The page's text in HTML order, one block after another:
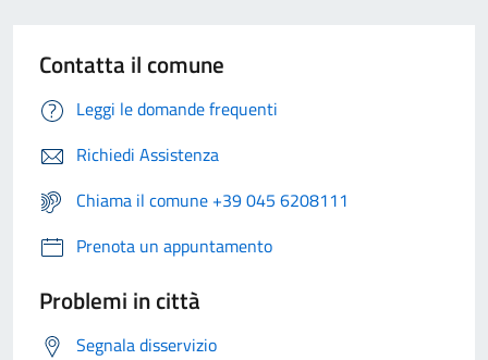
Contatta il comune
Leggi le domande frequenti
Richiedi Assistenza
Chiama il comune +39 045 6208111
Prenota un appuntamento
Problemi in città
Segnala disservizio